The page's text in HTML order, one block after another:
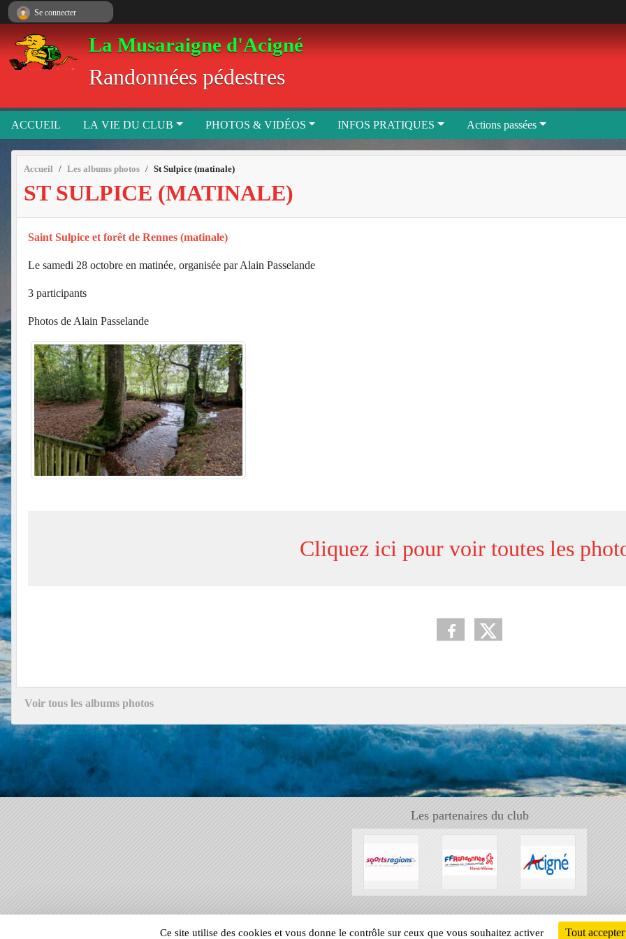
La Musaraigne d'Acigné
Randonnées pédestres
ACCUEIL LA VIE DU CLUB PHOTOS & VIDÉOS INFOS PRATIQUES Actions passées
Accueil Les albums photos St Sulpice (matinale)
ST SULPICE (MATINALE)
Saint Sulpice et forêt de Rennes (matinale)
Le samedi 28 octobre en matinée, organisée par Alain Passelande
3 participants
Photos de Alain Passelande
Cliquez ici pour voir toutes les
Voir tous les albums photos
Les partenaires du club
REGIONS
Se connecter
Panneau de gestion des cookies
Ce site utilise des cookies et vous donne le contrôle sur ceux que vous souhaitez activer Tout accepter